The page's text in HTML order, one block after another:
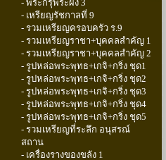
- พระกรุพระผง 3
- เหรียญรัชกาลที่ 9
- รวมเหรียญครอบครัว ร.9
- รวมเหรียญราชา+บุคคลสำคัญ 1
- รวมเหรียญราชา+บุคคลสำคัญ 2
- รูปหล่อพระพุทธ+เกจิ+กริ่ง ชุด1
- รูปหล่อพระพุทธ+เกจิ+กริ่ง ชุด2
- รูปหล่อพระพุทธ+เกจิ+กริ่ง ชุด3
- รูปหล่อพระพุทธ+เกจิ+กริ่ง ชุด4
- รูปหล่อพระพุทธ+เกจิ+กริ่ง ชุด5
- รวมเหรียญที่ระลึก อนุสรณ์
สถาน
- เครื่องรางของขลัง 1